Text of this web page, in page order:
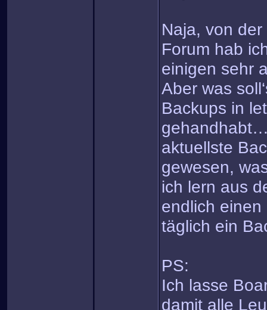
Naja, von
Forum hab
einigen sehr
Aber was
Backups in
aktuellste
gewesen,
ich lern aus
endlich
täglich ein
PS:
Ich lasse
damit alle